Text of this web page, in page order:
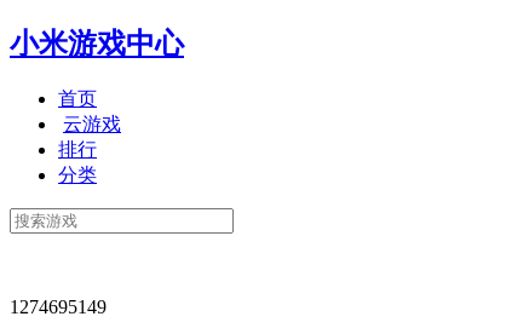
小米游戏中心
首页
云游戏
排行
分类
1274695149